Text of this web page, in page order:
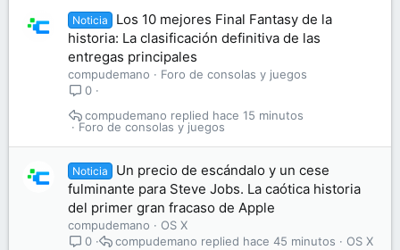
Noticia
Los 10 mejores Final Fantasy de la
historia: La clasificación definitiva de las
entregas principales
compudemano
Foro de consolas y juegos
0
Foro de consolas y juegos
hace 15 minutos
compudemano
Noticia
Un precio de escándalo y un cese
fulminante para Steve Jobs. La caótica historia
del primer gran fracaso de Apple
compudemano
OS X
0
OS X
hace 45 minutos
compudemano